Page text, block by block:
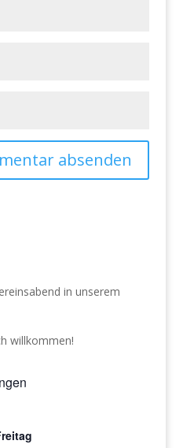
in unserem
willkommen!